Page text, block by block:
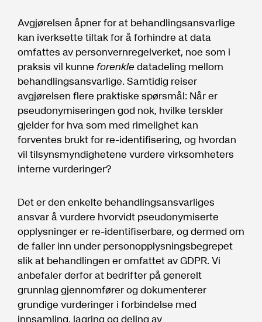
Avgjørelsen åpner for at behandlingsansvarlige
kan iverksette tiltak for å forhindre at data
omfattes av personvernregelverket, noe som i
praksis vil kunneforenkledatadeling mellom
behandlingsansvarlige. Samtidig reiser
avgjørelsen flere praktiske spørsmål: Når er
pseudonymiseringen god nok, hvilke terskler
gjelder for hva som med rimelighet kan
forventes brukt for re-identifisering, og hvordan
vil tilsynsmyndighetene vurdere virksomheters
interne vurderinger?
Det er den enkelte behandlingsansvarliges
ansvar å vurdere hvorvidt pseudonymiserte
opplysninger er re-identifiserbare, og dermed om
de faller inn under personopplysningsbegrepet
slik at behandlingen er omfattet av GDPR. Vi
anbefaler derfor at bedrifter på generelt
grunnlag gjennomfører og dokumenterer
grundige vurderinger i forbindelse med
innsamling, lagring og deling av